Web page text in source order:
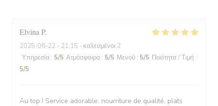
Elvina P
2025-08-22 - 21:15 - καλεσμένοι 2
Υπηρεσία : 5/5 Ατμόσφαιρα : 5/5 Μενού : 5/5 Ποιότητα / Τιμή :
5/5
Au top ! Service adorable, nourriture de qualité, plats